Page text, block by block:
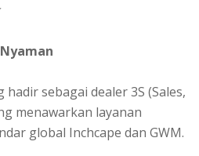
sebagai dealer 3S (Sales,
menawarkan layanan
global Inchcape dan GWM.